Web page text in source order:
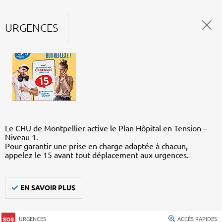
URGENCES
Le CHU de Montpellier active le Plan Hôpital en Tension –
Niveau 1.
Pour garantir une prise en charge adaptée à chacun,
appelez le 15 avant tout déplacement aux urgences.
EN SAVOIR PLUS
URGENCES ACCÈS RAPIDES